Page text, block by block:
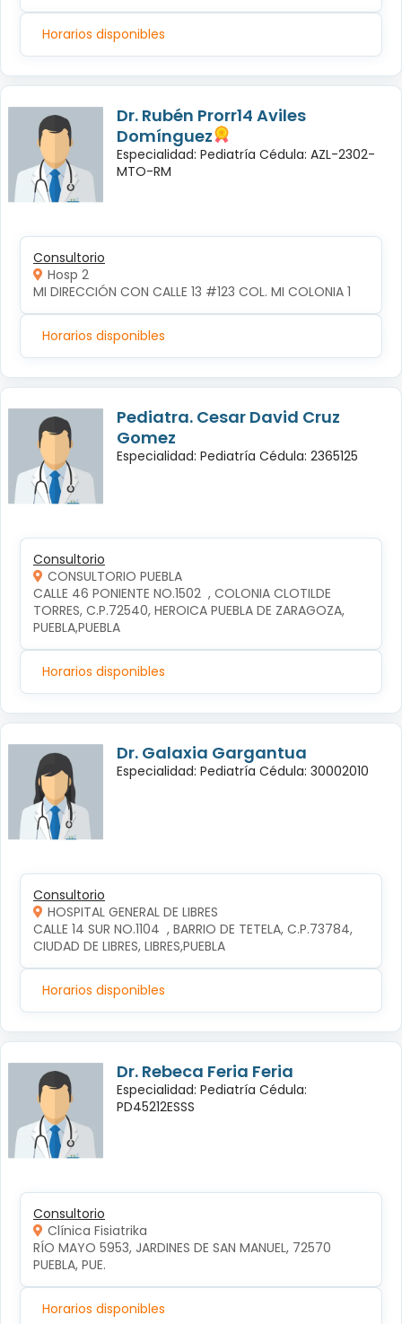
Horarios disponibles
Dr. Rubén Prorr14 Aviles
Domínguez
Especialidad: Pediatría Cédula: AZL-2302-
MTO-RM
Consultorio
Hosp 2
MI DIRECCIÓN CON CALLE 13 #123 COL. MI COLONIA 1
Horarios disponibles
Pediatra. Cesar David Cruz
Gomez
Especialidad: Pediatría Cédula: 2365125
Consultorio
CONSULTORIO PUEBLA
CALLE 46 PONIENTE NO.1502  , COLONIA CLOTILDE
TORRES, C.P.72540, HEROICA PUEBLA DE ZARAGOZA,
PUEBLA,PUEBLA
Horarios disponibles
Dr. Galaxia Gargantua
Especialidad: Pediatría Cédula: 30002010
Consultorio
HOSPITAL GENERAL DE LIBRES
CALLE 14 SUR NO.1104  , BARRIO DE TETELA, C.P.73784,
CIUDAD DE LIBRES, LIBRES,PUEBLA
Horarios disponibles
Dr. Rebeca Feria Feria
Especialidad: Pediatría Cédula:
PD45212ESSS
Consultorio
Clínica Fisiatrika
RÍO MAYO 5953, JARDINES DE SAN MANUEL, 72570
PUEBLA, PUE.
Horarios disponibles